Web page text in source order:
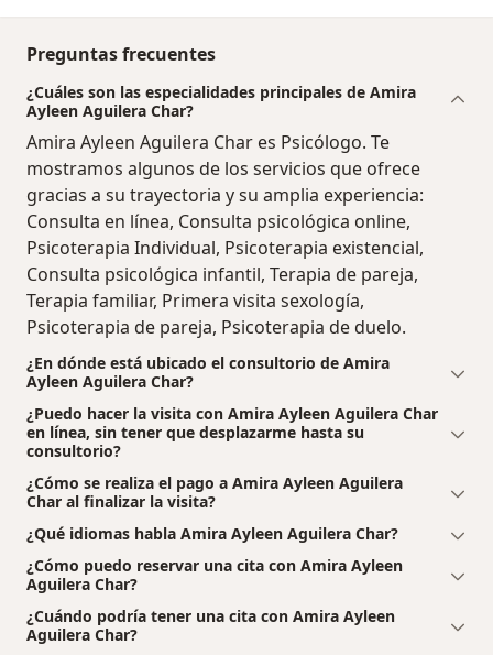
Preguntas frecuentes
¿Cuáles son las especialidades principales de Amira
Ayleen Aguilera Char?
Amira Ayleen Aguilera Char es Psicólogo. Te
mostramos algunos de los servicios que ofrece
gracias a su trayectoria y su amplia experiencia:
Consulta en línea, Consulta psicológica online,
Psicoterapia Individual, Psicoterapia existencial,
Consulta psicológica infantil, Terapia de pareja,
Terapia familiar, Primera visita sexología,
Psicoterapia de pareja, Psicoterapia de duelo.
¿En dónde está ubicado el consultorio de Amira
Ayleen Aguilera Char?
¿Puedo hacer la visita con Amira Ayleen Aguilera Char
en línea, sin tener que desplazarme hasta su
consultorio?
¿Cómo se realiza el pago a Amira Ayleen Aguilera
Char al finalizar la visita?
¿Qué idiomas habla Amira Ayleen Aguilera Char?
¿Cómo puedo reservar una cita con Amira Ayleen
Aguilera Char?
¿Cuándo podría tener una cita con Amira Ayleen
Aguilera Char?